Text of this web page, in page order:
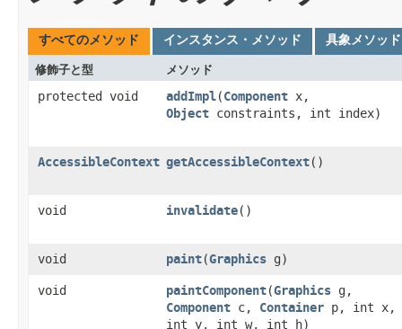
すべてのメソッド インスタンス・メソッド 具象メソッド
修飾子と型 メソッド
protected void addImpl​(Component x,
Object constraints, int index)
AccessibleContext getAccessibleContext()
void invalidate()
void paint​(Graphics g)
void paintComponent​(Graphics g,
Component c, Container p, int x,
int y, int w, int h)